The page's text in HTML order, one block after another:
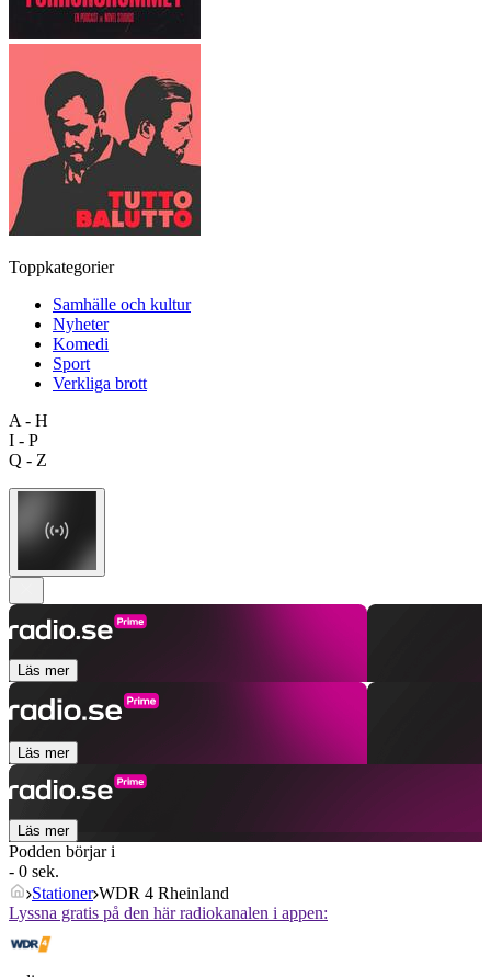
Toppkategorier
Samhälle och kultur
Nyheter
Komedi
Sport
Verkliga brott
A - H
I - P
Q - Z
Läs mer
Läs mer
Läs mer
Podden börjar i
- 0 sek.
Stationer WDR 4 Rheinland
Lyssna gratis på den här radiokanalen i appen: